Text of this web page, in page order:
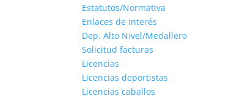
Estatutos/Normativa
Enlaces de interés
Dep. Alto Nivel/Medallero
Solicitud facturas
Licencias
Licencias deportistas
Licencias caballos